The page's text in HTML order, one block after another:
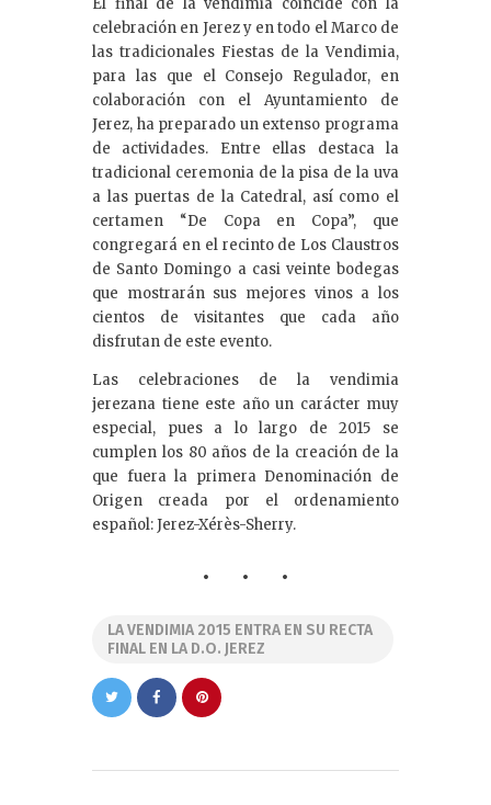
celebración en Jerez y en todo el Marco de
las tradicionales Fiestas de la Vendimia,
para las que el Consejo Regulador, en
colaboración con el Ayuntamiento de
Jerez, ha preparado un extenso programa
de actividades. Entre ellas destaca la
tradicional ceremonia de la pisa de la uva
a las puertas de la Catedral, así como el
certamen “De Copa en Copa”, que
congregará en el recinto de Los Claustros
de Santo Domingo a casi veinte bodegas
que mostrarán sus mejores vinos a los
cientos de visitantes que cada año
disfrutan de este evento.
Las celebraciones de la vendimia
jerezana tiene este año un carácter muy
especial, pues a lo largo de 2015 se
cumplen los 80 años de la creación de la
que fuera la primera Denominación de
Origen creada por el ordenamiento
español: Jerez-Xérès-Sherry.
LA VENDIMIA 2015 ENTRA EN SU RECTA
FINAL EN LA D.O. JEREZ